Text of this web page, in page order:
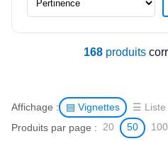
168 produits
Affichage : ▤ Vignettes ☰ Liste
Produits par page : 20 50 100